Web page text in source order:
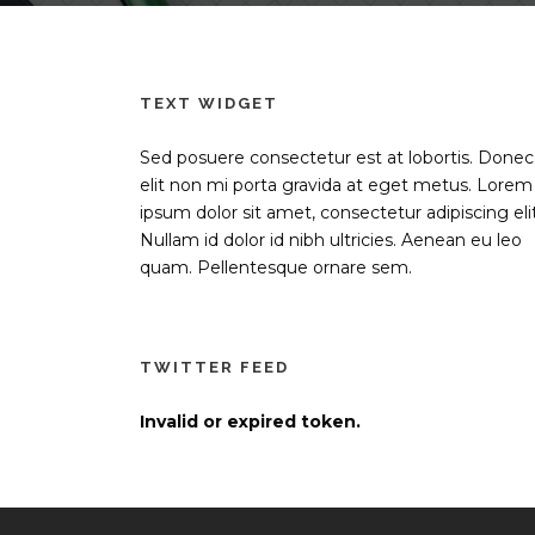
TEXT WIDGET
Sed posuere consectetur est at lobortis.
elit non mi porta gravida at eget metus. Lorem
ipsum dolor sit amet, consectetur adipiscing
Nullam id dolor id nibh ultricies. Aenean eu leo
quam. Pellentesque ornare sem.
TWITTER FEED
Invalid or expired token.